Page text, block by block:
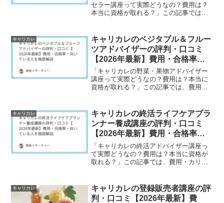
セラー講座って実際どうなの？費用は？
本当に資格が取れる？」この記事では、
キャリカレのメディカルハーブカウンセ
ラー講座の費用・基本情...
キャリカレ
キャリカレのベジタブル＆フルー
ツアドバイザーの評判・口コミ
【2026年最新】費用・合格率・
向いている人を徹底解説
「キャリカレの野菜・果物アドバイザー
講座って実際どうなの？費用は？本当に
資格が取れる？」この記事では、費用・
カレの野菜・果物アドバイザー講座の費
用・基本情報✅ 実際に...
キャリカレ
キャリカレの終活ライフケアプラ
ンナー養成講座の評判・口コミ
【2026年最新】費用・合格率・
向いている人を徹底解説
「キャリカレの終活アドバイザー講座っ
て実際どうなの？費用は？本当に資格が
取れる？」この記事では、費用・カリキ
終活アドバイザー講座の費用・基本情報
✅ 実際に受講した人の...
キャリカレ
キャリカレの登録販売者講座の評
判・口コミ【2026年最新】費